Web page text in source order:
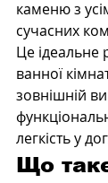
каменю з
сучасних
Це ідеальне
ванної
зовнішній
легкість у
Що